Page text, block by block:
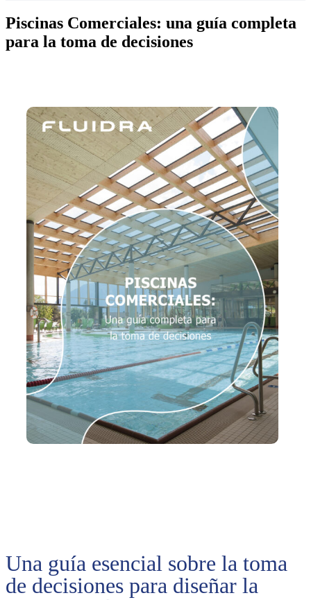
Piscinas Comerciales: una guía completa
para la toma de decisiones
Una guía esencial sobre la toma
de decisiones para diseñar la